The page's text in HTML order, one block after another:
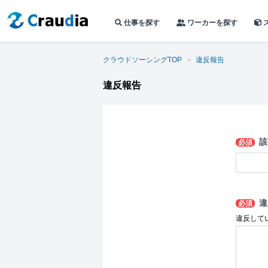
仕事を探す ワーカーを探す
クラウドソーシングTOP 違反報告
違反報告
必須
必須
違反して